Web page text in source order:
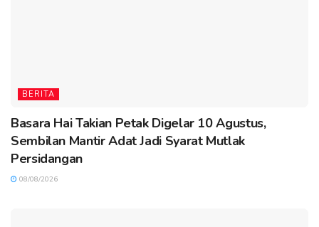
BERITA
Basara Hai Takian Petak Digelar 10 Agustus,
Sembilan Mantir Adat Jadi Syarat Mutlak
Persidangan
08/08/2026